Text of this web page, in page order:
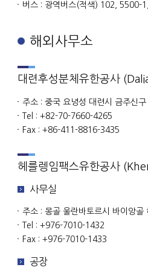
버스 : 광역버스(적색) 102, 5500-
해외사무소
대련후성분체유한공사
주소 : 중국 요녕성 대련시 금주신
Tel : +82-70-7660-4265
Fax : +86-411-8816-3435
헤를렝임팩스유한공사
사무실
주소 : 몽골 울란바토르시 바이앙
Tel : +976-7010-1432
Fax : +976-7010-1433
공장